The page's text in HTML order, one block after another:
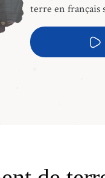
terre en français